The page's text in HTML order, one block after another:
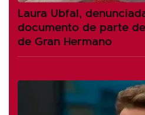
Laura Ubfal,
documento de parte
de Gran Hermano